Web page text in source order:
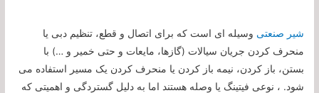
شیر صنعتی وسیله ای است که برای اتصال و قطع، تنظیم دبی یا
منحرف کردن جریان سیالات (گازها، مایعات و حتی خمیر و …) با
بستن، باز کردن، نیمه باز کردن یا منحرف کردن یک مسیر استفاده می
شود. ، نوعی فیتینگ یا وصله هستند اما به دلیل گستردگی و اهمیتی که